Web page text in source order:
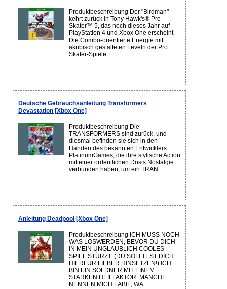
Produktbeschreibung Der "Birdman"
kehrt zurück in Tony Hawk's® Pro
Skater™ 5, das noch dieses Jahr auf
PlayStation 4 und Xbox One erscheint.
Die Combo-orientierte Energie mit
akribisch gestalteten Leveln der Pro
Skater-Spiele ...
Deutsche Gebrauchsanleitung Transformers
Devastation [Xbox One]
Produktbeschreibung Die
TRANSFORMERS sind zurück, und
diesmal befinden sie sich in den
Händen des bekannten Entwicklers
PlatinumGames, die ihre stylische Action
mit einer ordentlichen Dosis Nostalgie
verbunden haben, um ein TRAN...
Anleitung Deadpool [Xbox One]
Produktbeschreibung ICH MUSS NOCH
WAS LOSWERDEN, BEVOR DU DICH
IN MEIN UNGLAUBLICH COOLES
SPIEL STÜRZT. (DU SOLLTEST DICH
HIERFÜR LIEBER HINSETZEN!) ICH
BIN EIN SÖLDNER MIT EINEM
STARKEN HEILFAKTOR. MANCHE
NENNEN MICH LABIL, WA...